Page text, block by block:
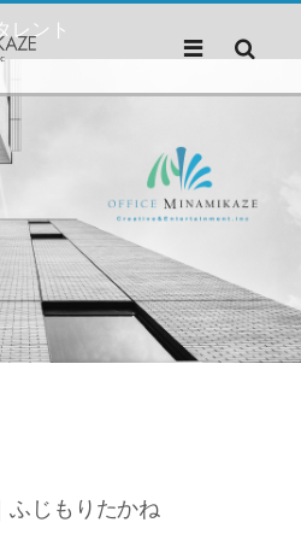
レント
ふじもりたかね